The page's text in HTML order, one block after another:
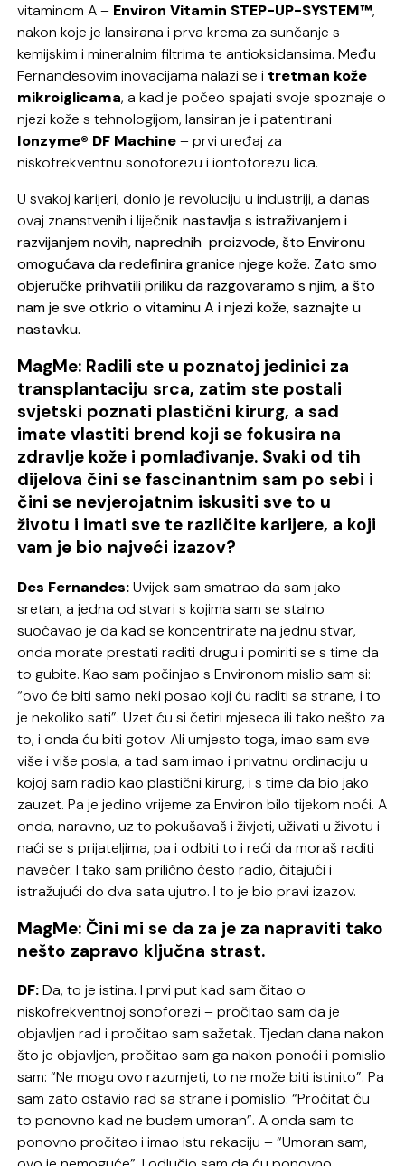
vitaminom A – Environ Vitamin STEP-UP-SYSTEM™,
nakon koje je lansirana i prva krema za sunčanje s
kemijskim i mineralnim filtrima te antioksidansima. Među
Fernandesovim inovacijama nalazi se i tretman kože
mikroiglicama, a kad je počeo spajati svoje spoznaje o
njezi kože s tehnologijom, lansiran je i patentirani
Ionzyme® DF Machine– prvi uređaj za
niskofrekventnu sonoforezu i iontoforezu lica.
U svakoj karijeri, donio je revoluciju u industriji, a danas
ovaj znanstvenih i liječnik nastavlja s istraživanjem i
razvijanjem novih, naprednih proizvode, što Environu
omogućava da redefinira granice njege kože. Zato smo
objeručke prihvatili priliku da razgovaramo s njim, a što
nam je sve otkrio o vitaminu A i njezi kože, saznajte u
nastavku.
MagMe: Radili ste u poznatoj jedinici za
transplantaciju srca, zatim ste postali
svjetski poznati plastični kirurg, a sad
imate vlastiti brend koji se fokusira na
zdravlje kože i pomlađivanje. Svaki od tih
dijelova čini se fascinantnim sam po sebi i
čini se nevjerojatnim iskusiti sve to u
životu i imati sve te različite karijere, a koji
vam je bio najveći izazov?
Des Fernandes:Uvijek sam smatrao da sam jako
sretan, a jedna od stvari s kojima sam se stalno
suočavao je da kad se koncentrirate na jednu stvar,
onda morate prestati raditi drugu i pomiriti se s time da
to gubite. Kao sam počinjao s Environom mislio sam si:
“ovo će biti samo neki posao koji ću raditi sa strane, i to
je nekoliko sati”. Uzet ću si četiri mjeseca ili tako nešto za
to, i onda ću biti gotov. Ali umjesto toga, imao sam sve
više i više posla, a tad sam imao i privatnu ordinaciju u
kojoj sam radio kao plastični kirurg, i s time da bio jako
zauzet. Pa je jedino vrijeme za Environ bilo tijekom noći. A
onda, naravno, uz to pokušavaš i živjeti, uživati u životu i
naći se s prijateljima, pa i odbiti to i reći da moraš raditi
navečer. I tako sam prilično često radio, čitajući i
istražujući do dva sata ujutro. I to je bio pravi izazov.
MagMe: Čini mi se da za je za napraviti tako
nešto zapravo ključna strast.
DF:Da, to je istina. I prvi put kad sam čitao o
niskofrekventnoj sonoforezi – pročitao sam da je
objavljen rad i pročitao sam sažetak. Tjedan dana nakon
što je objavljen, pročitao sam ga nakon ponoći i pomislio
sam: “Ne mogu ovo razumjeti, to ne može biti istinito”. Pa
sam zato ostavio rad sa strane i pomislio: “Pročitat ću
to ponovno kad ne budem umoran”. A onda sam to
ponovno pročitao i imao istu rekaciju – “Umoran sam,